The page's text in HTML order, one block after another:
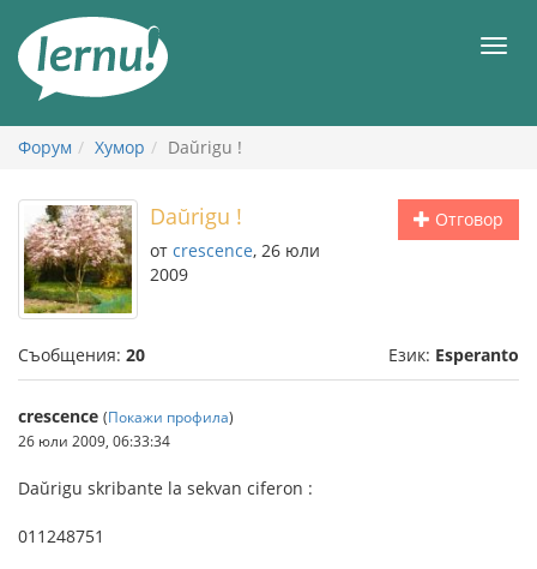
съдържанието
Форум Хумор Daŭrigu !
Отговор
Daŭrigu !
от crescence, 26 юли
2009
Съобщения: 20 Език: Esperanto
crescence (Покажи профила)
26 юли 2009, 06:33:34
Daŭrigu skribante la sekvan ciferon :
011248751